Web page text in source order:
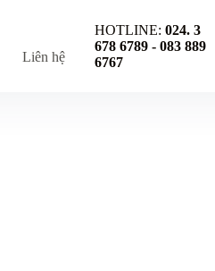
Liên hệ
HOTLINE:024. 3
678 6789 -083 889
6767